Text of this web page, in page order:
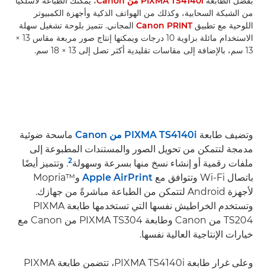
من الشبكة السحابية، وكذلك من الهواتف الذكية وأجهزة الكمبيوتر
اللوحية مع تطبيقCanon PRINT المجاني. تتميز بلوحة تشغيل سهلة
الاستخدام مائلة بزاوية 10 درجات ويمكنها إنتاج صور مربعة مقاس 13 ×
13 سم، بالإضافة إلى مقاسات تقليدية أكثر تصل إلى 13 × 18 سم.
وتضيف طابعة PIXMA TS4140i من Canon
ماسحة ضوئية
مدمجة لتتمكن من تحويل الصور والمستندات المطبوعة إلى
ملفات رقمية أو إنشاء نسخ منها بسرعة وسهولة2. وتتميز أيضًا
باتصال Wi-Fi وتتوافق مع
Apple AirPrint
وMopria™‎
لأجهزة Android لتتمكن من الطباعة مباشرةً من جهازك.
وتستخدم الخراطيش نفسها التي تستخدمها طابعة PIXMA
TS204 من Canon وطابعة PIXMA TS304 من Canon مع
خيارات الإنتاجية العالية نفسها.
وعلى غرار طابعة PIXMA TS4140i، تتضمن طابعة PIXMA